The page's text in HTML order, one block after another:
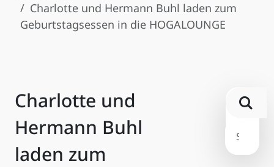
Charlotte und Hermann Buhl laden zum
Geburtstagsessen in die HOGALOUNGE
Charlotte und
Hermann Buhl
laden zum